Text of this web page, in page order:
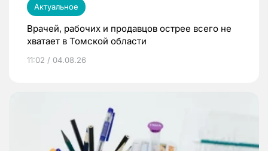
Актуальное
Врачей, рабочих и продавцов острее всего не
хватает в Томской области
11:02 / 04.08.26